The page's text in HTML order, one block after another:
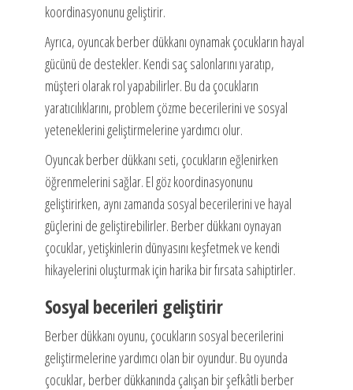
koordinasyonunu geliştirir.
Ayrıca, oyuncak berber dükkanı oynamak çocukların hayal
gücünü de destekler. Kendi saç salonlarını yaratıp,
müşteri olarak rol yapabilirler. Bu da çocukların
yaratıcılıklarını, problem çözme becerilerini ve sosyal
yeteneklerini geliştirmelerine yardımcı olur.
Oyuncak berber dükkanı seti, çocukların eğlenirken
öğrenmelerini sağlar. El göz koordinasyonunu
geliştirirken, aynı zamanda sosyal becerilerini ve hayal
güçlerini de geliştirebilirler. Berber dükkanı oynayan
çocuklar, yetişkinlerin dünyasını keşfetmek ve kendi
hikayelerini oluşturmak için harika bir fırsata sahiptirler.
Sosyal becerileri geliştirir
Berber dükkanı oyunu, çocukların sosyal becerilerini
geliştirmelerine yardımcı olan bir oyundur. Bu oyunda
çocuklar, berber dükkanında çalışan bir şefkâtli berber